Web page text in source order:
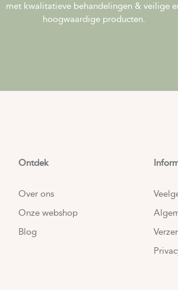
met kwalitatieve behandelingen & veilige
hoogwaardige producten.
Ontdek
Over ons
Onze webshop
Blog